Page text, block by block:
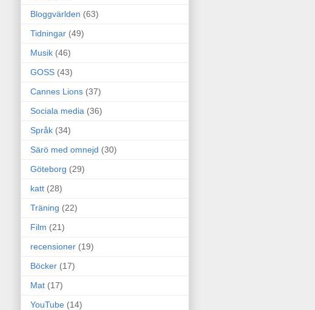
Bloggvärlden (63)
Tidningar (49)
Musik (46)
GOSS (43)
Cannes Lions (37)
Sociala media (36)
Språk (34)
Särö med omnejd (30)
Göteborg (29)
katt (28)
Träning (22)
Film (21)
recensioner (19)
Böcker (17)
Mat (17)
YouTube (14)